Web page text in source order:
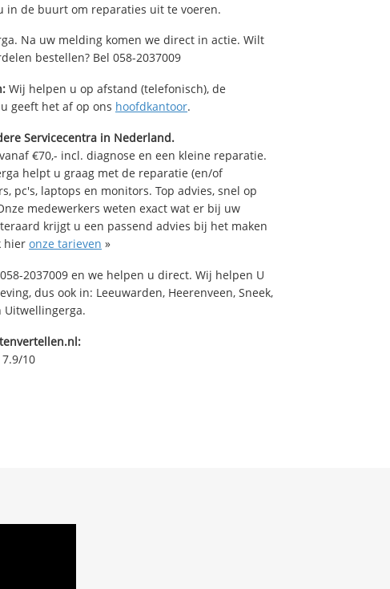
in de buurt om reparaties uit te voeren.
Na uw melding komen we direct in actie. Wilt
bestellen? Bel 058-2037009
Wij helpen u op afstand (telefonisch), de
geeft het af op ons hoofdkantoor.
Servicecentra in Nederland.
€70,- incl. diagnose en een kleine reparatie.
helpt u graag met de reparatie (en/of
pc's, laptops en monitors. Top advies, snel op
medewerkers weten exact wat er bij uw
krijgt u een passend advies bij het maken
hier onze tarieven »
2037009 en we helpen u direct. Wij helpen U
dus ook in: Leeuwarden, Heerenveen, Sneek,
Uitwellingerga.
7.9/10